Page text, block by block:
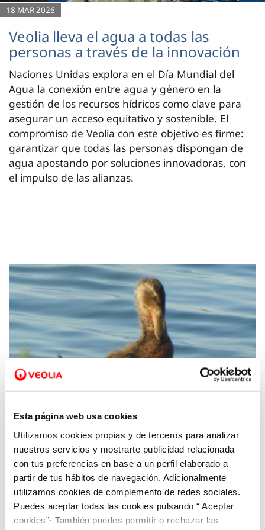
Esta página web usa cookies
Utilizamos cookies propias y de terceros para analizar
nuestros servicios y mostrarte publicidad relacionada
con tus preferencias en base a un perfil elaborado a
partir de tus hábitos de navegación. Adicionalmente
utilizamos cookies de complemento de redes sociales.
Puedes aceptar todas las cookies pulsando “ Aceptar
cookies”· También puedes permitir o rechazar las
18 MAR 2026
Veolia lleva el agua a todas las
personas a través de la innovación
Naciones Unidas explora en el Día Mundial del
Agua la conexión entre agua y género en la
gestión de los recursos hídricos como clave para
asegurar un acceso equitativo y sostenible. El
compromiso de Veolia con este objetivo es firme:
garantizar que todas las personas dispongan de
agua apostando por soluciones innovadoras, con
el impulso de las alianzas.
11 AGO 2020
Hidrogea y ANSE detectan nidos del pato
cuchara en las lagunas de la depuradora de
Cabezo Beaza